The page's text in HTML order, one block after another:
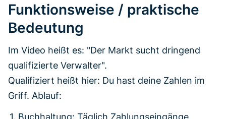
Funktionsweise / praktische
Bedeutung
Im Video heißt es: "Der Markt sucht dringend
qualifizierte Verwalter".
Qualifiziert heißt hier: Du hast deine Zahlen im
Griff. Ablauf: